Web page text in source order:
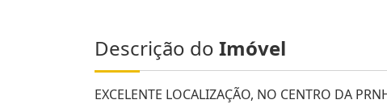
Descrição do Imóvel
EXCELENTE LOCALIZAÇÃO, NO CENTRO DA